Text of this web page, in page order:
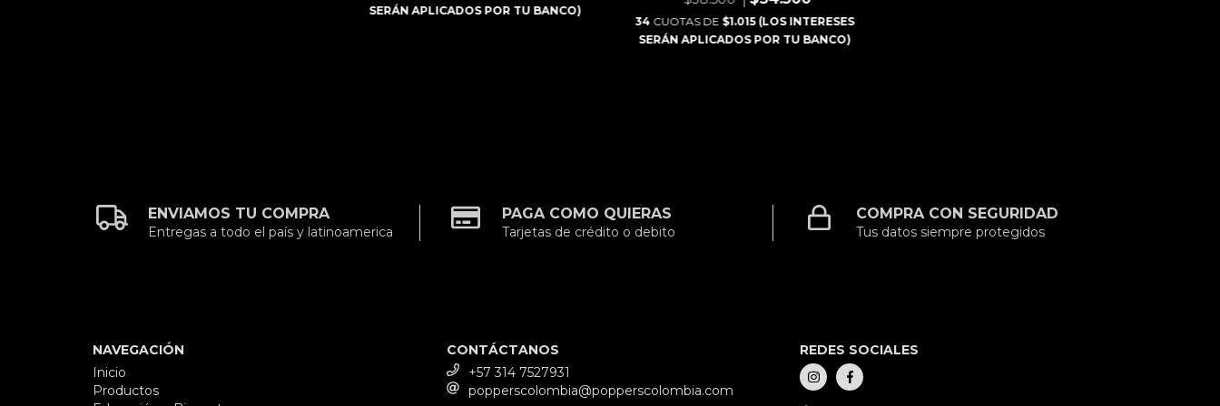
SERÁN APLICADOS POR TU BANCO)
34 CUOTAS DE $1.015 (LOS INTERESES
SERÁN APLICADOS POR TU BANCO)
ENVIAMOS TU COMPRA
Entregas a todo el país y latinoamerica
PAGA COMO QUIERAS
Tarjetas de crédito o debito
COMPRA CON SEGURIDAD
Tus datos siempre protegidos
NAVEGACIÓN
Inicio
Productos
CONTÁCTANOS
+57 314 7527931
popperscolombia@popperscolombia.com
REDES SOCIALES